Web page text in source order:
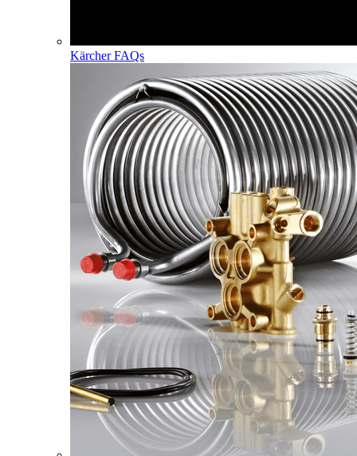
Kärcher FAQs